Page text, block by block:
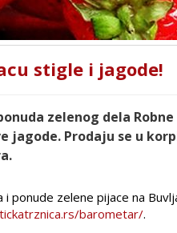
stigle i jagode!
zelenog dela
jagode. Prodaju se u
i ponude zelene pijace na
barometar/.